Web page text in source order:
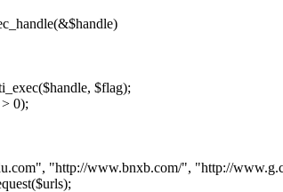
$flag);
0);
"http://www.bnxb.com/", "http://